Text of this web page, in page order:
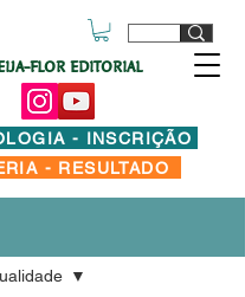
FLOR EDITORIAL
- RESULTADO
- INSCRIÇÃO